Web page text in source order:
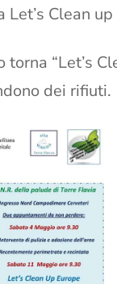
Let’s Clean
torna “Let’s
dei rifiuti.